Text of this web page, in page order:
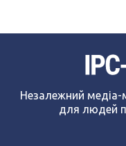
Незалежний медіа-
для людей